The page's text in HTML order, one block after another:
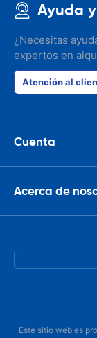
Ayuda
¿Necesitas
expertos en
Atención al
Cuenta
Acerca de
Este sitio web es